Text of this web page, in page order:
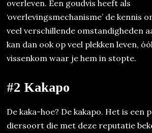
overleven. Een goudvis heeft als
‘overlevingsmechanisme’ de kennis
veel verschillende omstandigheden
kan dan ook op veel plekken leven,
vissenkom waar je hem in stopte.
#2 Kakapo
De kaka-hoe? De kakapo. Het is een
diersoort die met deze reputatie